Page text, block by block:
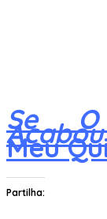
Se O
Meu
Partilha: